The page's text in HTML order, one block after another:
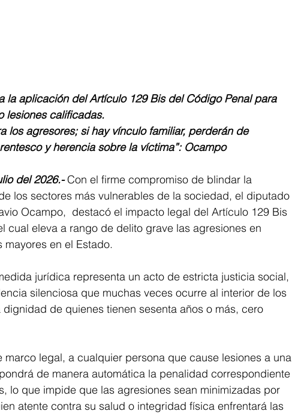
la aplicación del Artículo 129 Bis del Código Penal para
lesiones calificadas.
los agresores; si hay vínculo familiar, perderán de
y herencia sobre la víctima”: Ocampo
del 2026.- Con el firme compromiso de blindar la
los sectores más vulnerables de la sociedad, el diputado
Ocampo,  destacó el impacto legal del Artículo 129 Bis
cual eleva a rango de delito grave las agresiones en
en el Estado.
jurídica representa un acto de estricta justicia social,
silenciosa que muchas veces ocurre al interior de los
de quienes tienen sesenta años o más, cero
legal, a cualquier persona que cause lesiones a una
de manera automática la penalidad correspondiente
lo que impide que las agresiones sean minimizadas por
atente contra su salud o integridad física enfrentará las